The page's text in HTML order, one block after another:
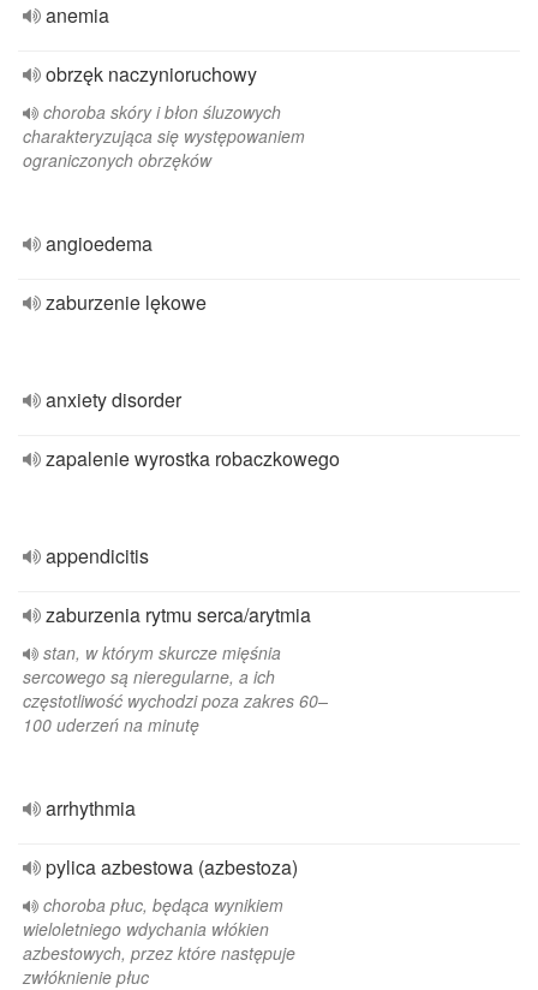
anemia
obrzęk naczynioruchowy
choroba skóry i błon śluzowych
charakteryzująca się występowaniem
ograniczonych obrzęków
angioedema
zaburzenie lękowe
anxiety disorder
zapalenie wyrostka robaczkowego
appendicitis
zaburzenia rytmu serca/arytmia
stan, w którym skurcze mięśnia
sercowego są nieregularne, a ich
częstotliwość wychodzi poza zakres 60–
100 uderzeń na minutę
arrhythmia
pylica azbestowa (azbestoza)
choroba płuc, będąca wynikiem
wieloletniego wdychania włókien
azbestowych, przez które następuje
zwłóknienie płuc